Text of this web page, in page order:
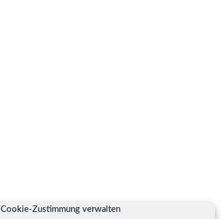
Cookie-Zustimmung verwalten